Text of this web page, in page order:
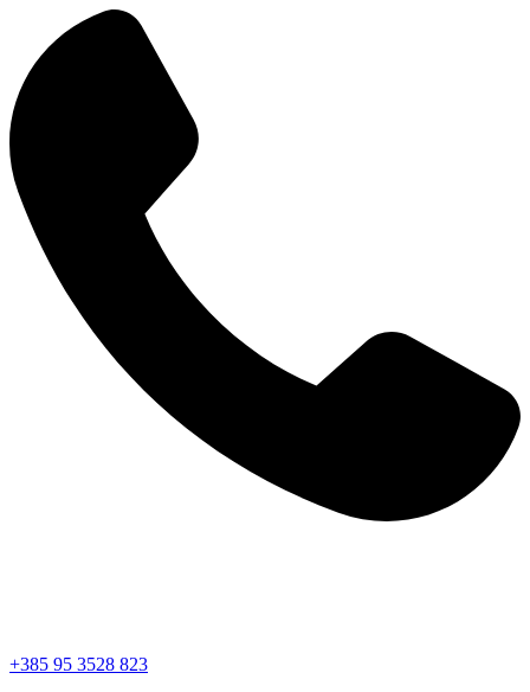
+385 95 3528 823